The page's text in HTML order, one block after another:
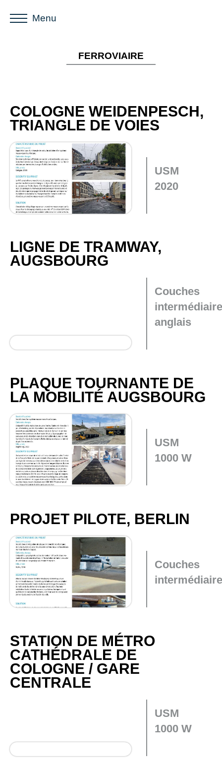
FERROVIAIRE
COLOGNE WEIDENPESCH,
TRIANGLE DE VOIES
USM
2020
LIGNE DE TRAMWAY,
AUGSBOURG
Couches
anglais
PLAQUE TOURNANTE DE
LA MOBILITÉ AUGSBOURG
USM
1000 W
PROJET PILOTE, BERLIN
Couches
STATION DE MÉTRO
CATHÉDRALE DE
COLOGNE / GARE
CENTRALE
USM
1000 W
Menu